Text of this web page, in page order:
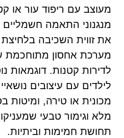
מעוצב עם ריפוד עור או
מנגנוני התאמה
את זווית השכיבה
מערכת אחסון מתוחכמת
לדירות קטנות. דוגמאות
לילדים עם עיצובים
מכונית או טירה, ומיטות
מלא וגימור טבעי
תחושת חמימות וביתיות.